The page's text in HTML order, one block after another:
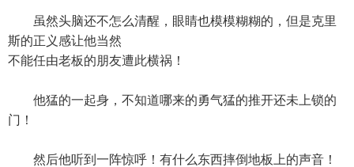
虽然头脑还不怎么清醒，眼睛也模模糊糊的，但是克里
斯的正义感让他当然
不能任由老板的朋友遭此横祸！
他猛的一起身，不知道哪来的勇气猛的推开还未上锁的
门！
然后他听到一阵惊呼！有什么东西摔倒地板上的声音！